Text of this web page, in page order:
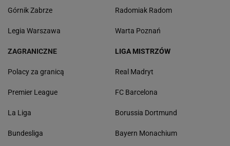
Górnik Zabrze
Legia Warszawa
Radomiak Radom
Warta Poznań
ZAGRANICZNE
Polacy za granicą
Premier League
La Liga
Bundesliga
LIGA MISTRZÓW
Real Madryt
FC Barcelona
Borussia Dortmund
Bayern Monachium